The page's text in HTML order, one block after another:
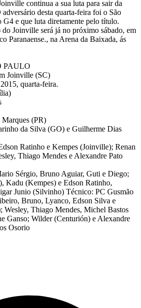
continua a sua luta para sair da
desta quarta-feira foi o São
G4 e que luta diretamente pelo título.
Joinville será já no próximo sábado, em
Paranaense., na Arena da Baixada, ás
PAULO
Joinville (SC)
quarta-feira.
(PR)
da Silva (GO) e Guilherme Dias
Ratinho e Kempes (Joinville); Renan
Thiago Mendes e Alexandre Pato
Sérgio, Bruno Aguiar, Guti e Diego;
Kadu (Kempes) e Edson Ratinho,
Junio (Silvinho) Técnico: PC Gusmão
Bruno, Lyanco, Edson Silva e
Wesley, Thiago Mendes, Michel Bastos
Ganso; Wilder (Centurión) e Alexandre
Osorio